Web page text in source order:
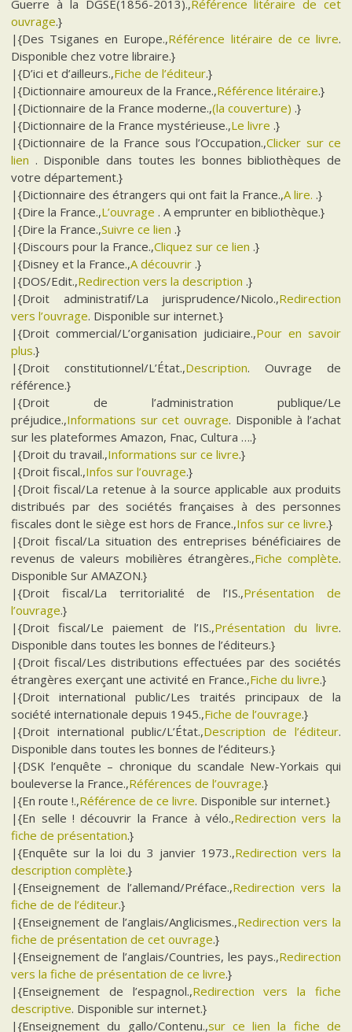
Guerre à la DGSE(1856-2013).,Référence litéraire de cet
ouvrage.}
|{Des Tsiganes en Europe.,Référence litéraire de ce livre.
Disponible chez votre libraire.}
|{D’ici et d’ailleurs.,Fiche de l’éditeur.}
|{Dictionnaire amoureux de la France.,Référence litéraire.}
|{Dictionnaire de la France moderne.,(la couverture) .}
|{Dictionnaire de la France mystérieuse.,Le livre .}
|{Dictionnaire de la France sous l’Occupation.,Clicker sur ce
lien . Disponible dans toutes les bonnes bibliothèques de
votre département.}
|{Dictionnaire des étrangers qui ont fait la France.,A lire. .}
|{Dire la France.,L’ouvrage . A emprunter en bibliothèque.}
|{Dire la France.,Suivre ce lien .}
|{Discours pour la France.,Cliquez sur ce lien .}
|{Disney et la France.,A découvrir .}
|{DOS/Edit.,Redirection vers la description .}
|{Droit administratif/La jurisprudence/Nicolo.,Redirection
vers l’ouvrage. Disponible sur internet.}
|{Droit commercial/L’organisation judiciaire.,Pour en savoir
plus.}
|{Droit constitutionnel/L’État.,Description. Ouvrage de
référence.}
|{Droit de l’administration publique/Le
préjudice.,Informations sur cet ouvrage. Disponible à l’achat
sur les plateformes Amazon, Fnac, Cultura ….}
|{Droit du travail.,Informations sur ce livre.}
|{Droit fiscal.,Infos sur l’ouvrage.}
|{Droit fiscal/La retenue à la source applicable aux produits
distribués par des sociétés françaises à des personnes
fiscales dont le siège est hors de France.,Infos sur ce livre.}
|{Droit fiscal/La situation des entreprises bénéficiaires de
revenus de valeurs mobilières étrangères.,Fiche complète.
Disponible Sur AMAZON.}
|{Droit fiscal/La territorialité de l’IS.,Présentation de
l’ouvrage.}
|{Droit fiscal/Le paiement de l’IS.,Présentation du livre.
Disponible dans toutes les bonnes de l’éditeurs.}
|{Droit fiscal/Les distributions effectuées par des sociétés
étrangères exerçant une activité en France.,Fiche du livre.}
|{Droit international public/Les traités principaux de la
société internationale depuis 1945.,Fiche de l’ouvrage.}
|{Droit international public/L’État.,Description de l’éditeur.
Disponible dans toutes les bonnes de l’éditeurs.}
|{DSK l’enquête – chronique du scandale New-Yorkais qui
bouleverse la France.,Références de l’ouvrage.}
|{En route !.,Référence de ce livre. Disponible sur internet.}
|{En selle ! découvrir la France à vélo.,Redirection vers la
fiche de présentation.}
|{Enquête sur la loi du 3 janvier 1973.,Redirection vers la
description complète.}
|{Enseignement de l’allemand/Préface.,Redirection vers la
fiche de de l’éditeur.}
|{Enseignement de l’anglais/Anglicismes.,Redirection vers la
fiche de présentation de cet ouvrage.}
|{Enseignement de l’anglais/Countries, les pays.,Redirection
vers la fiche de présentation de ce livre.}
|{Enseignement de l’espagnol.,Redirection vers la fiche
descriptive. Disponible sur internet.}
|{Enseignement du gallo/Contenu.,sur ce lien la fiche de